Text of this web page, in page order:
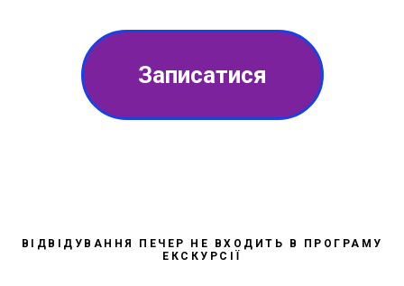
Записатися
ВІДВІДУВАННЯ ПЕЧЕР НЕ ВХОДИТЬ В ПРОГРАМУ
ЕКСКУРСІЇ